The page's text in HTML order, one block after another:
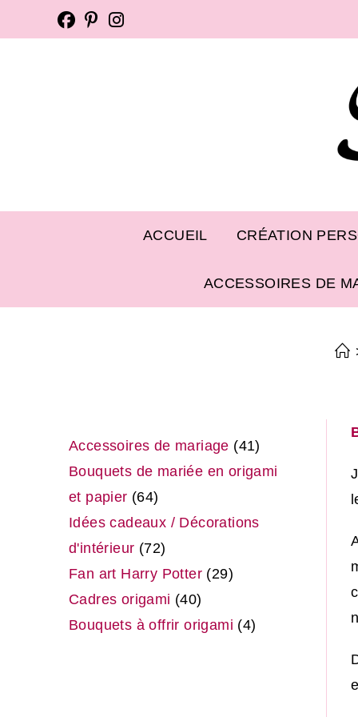
ACCUEIL CRÉATION
ACCESSOIRES DE
Accessoires de mariage
41
Bouquets de mariée en origami
et papier
64
Idées cadeaux / Décorations
d'intérieur
72
Fan art Harry Potter
29
Cadres origami
40
Bouquets à offrir origami
4